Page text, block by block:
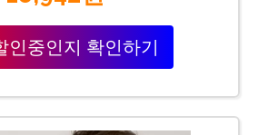
인중인지 확인하기